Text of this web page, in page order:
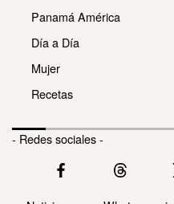
Panamá América
Día a Día
Mujer
Recetas
- Redes sociales -